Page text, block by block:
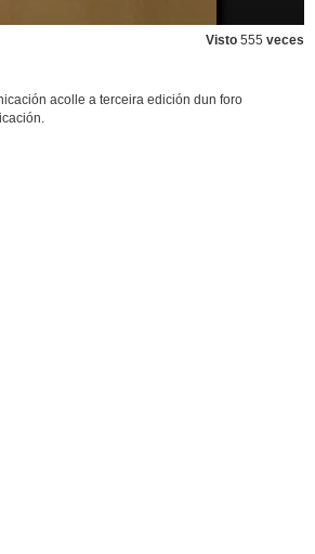
Visto 555 veces
acolle a terceira edición dun foro